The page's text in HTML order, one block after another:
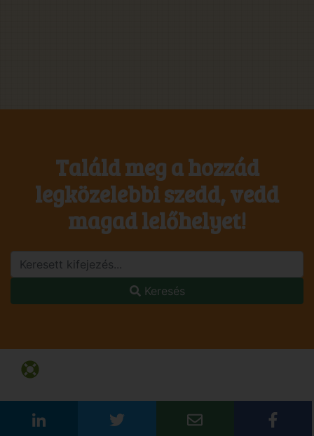
Találd meg a hozzád
legközelebbi szedd, vedd
magad lelőhelyet!
Keresés